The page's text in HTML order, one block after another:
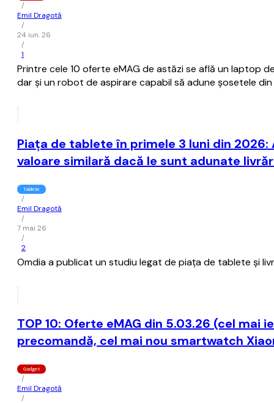
/
Emil Dragotă
/
24 iun. 26
/
1
Printre cele 10 oferte eMAG de astăzi se află un laptop
dar și un robot de aspirare capabil să adune șosetele
Piața de tablete în primele 3 luni din
valoare similară dacă le sunt adunate
Tablete
/
Emil Dragotă
/
7 mai 26
/
2
Omdia a publicat un studiu legat de piața de tablete și
TOP 10: Oferte eMAG din 5.03.26 (cel mai
precomandă, cel mai nou smartwatch
Gadget
/
Emil Dragotă
/